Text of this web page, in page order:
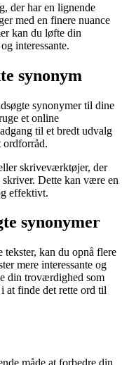
der har en lignende
med en finere nuance
kan du løfte din
interessante.
synonym
synonymer til dine
et online
til et bredt udvalg
ordforråd.
skriveværktøjer, der
Dette kan være en
effektivt.
synonymer
kan du opnå flere
mere interessante og
din troværdighed som
at finde det rette ord til